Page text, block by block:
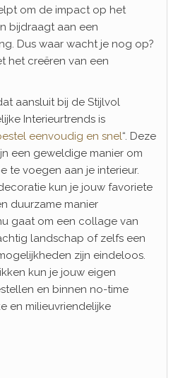
om de impact op het
bijdraagt aan een
Dus waar wacht je nog op?
het creëren van een
aansluit bij de Stijlvol
Interieurtrends is
eenvoudig en snel“. Deze
een geweldige manier om
te voegen aan je interieur.
kun je jouw favoriete
duurzame manier
gaat om een collage van
landschap of zelfs een
zijn eindeloos.
kun je jouw eigen
en binnen no-time
en milieuvriendelijke